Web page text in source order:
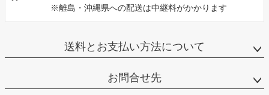
※離島・沖縄県への配送は中継料がかかります
送料とお支払い方法について
お問合せ先